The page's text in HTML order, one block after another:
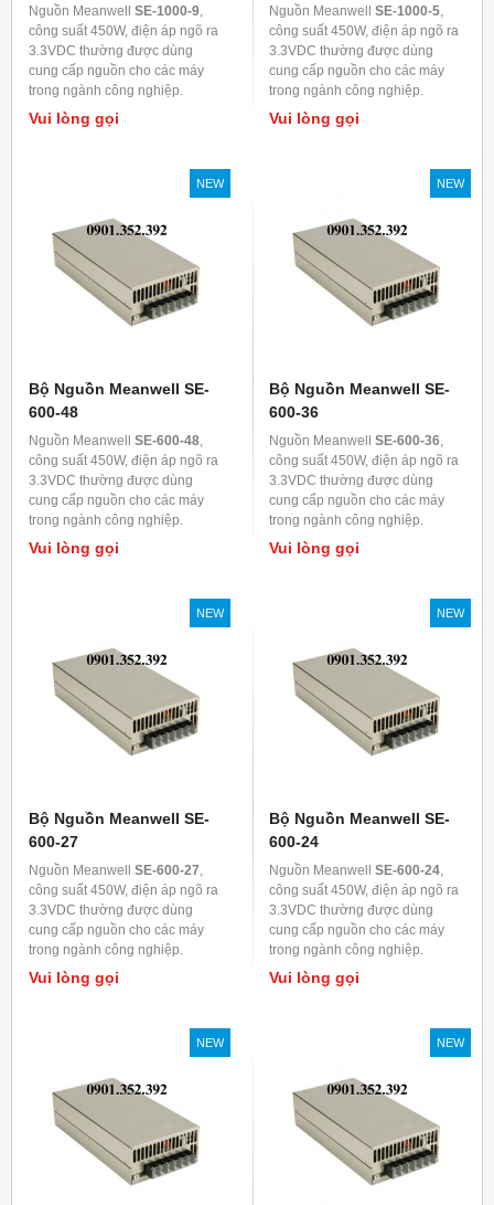
Nguồn Meanwell SE-1000-9,
công suất 450W, điện áp ngõ ra
3.3VDC thường được dùng
cung cấp nguồn cho các máy
trong ngành công nghiệp.
Vui lòng gọi
Nguồn Meanwell SE-1000-5,
công suất 450W, điện áp ngõ ra
3.3VDC thường được dùng
cung cấp nguồn cho các máy
trong ngành công nghiệp.
Vui lòng gọi
NEW
Bộ Nguồn Meanwell SE-
600-48
Nguồn Meanwell SE-600-48,
công suất 450W, điện áp ngõ ra
3.3VDC thường được dùng
cung cấp nguồn cho các máy
trong ngành công nghiệp.
Vui lòng gọi
NEW
Bộ Nguồn Meanwell SE-
600-36
Nguồn Meanwell SE-600-36,
công suất 450W, điện áp ngõ ra
3.3VDC thường được dùng
cung cấp nguồn cho các máy
trong ngành công nghiệp.
Vui lòng gọi
NEW
Bộ Nguồn Meanwell SE-
600-27
Nguồn Meanwell SE-600-27,
công suất 450W, điện áp ngõ ra
3.3VDC thường được dùng
cung cấp nguồn cho các máy
trong ngành công nghiệp.
Vui lòng gọi
NEW
Bộ Nguồn Meanwell SE-
600-24
Nguồn Meanwell SE-600-24,
công suất 450W, điện áp ngõ ra
3.3VDC thường được dùng
cung cấp nguồn cho các máy
trong ngành công nghiệp.
Vui lòng gọi
NEW NEW